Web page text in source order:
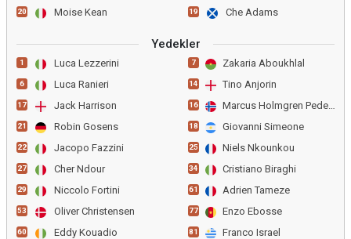
20 Moise Kean 19 Che Adams
Yedekler
1 Luca Lezzerini
6 Luca Ranieri
17 Jack Harrison
21 Robin Gosens
22 Jacopo Fazzini
27 Cher Ndour
29 Niccolo Fortini
53 Oliver Christensen
60 Eddy Kouadio
7 Zakaria Aboukhlal
14 Tino Anjorin
16 Marcus Holmgren Pedersen
18 Giovanni Simeone
25 Niels Nkounkou
34 Cristiano Biraghi
61 Adrien Tameze
77 Enzo Ebosse
81 Franco Israel